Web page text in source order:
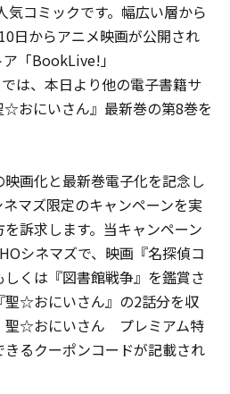
コミックです。幅広い層から
日からアニメ映画が公開され
「BookLive!」
は、本日より他の電子書籍サ
☆おにいさん』最新巻の第8巻を
画化と最新巻電子化を記念し
マズ限定のキャンペーンを実
訴求します。当キャンペーン
シネマズで、映画『名探偵コ
くは『図書館戦争』を鑑賞さ
聖☆おにいさん』の2話分を収
☆おにいさん プレミアム特
るクーポンコードが記載され